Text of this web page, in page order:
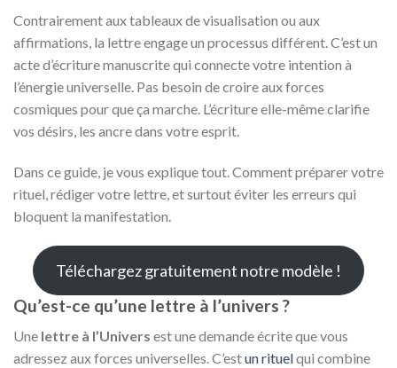
Contrairement aux tableaux de visualisation ou aux
affirmations, la lettre engage un processus différent. C’est un
acte d’écriture manuscrite qui connecte votre intention à
l’énergie universelle. Pas besoin de croire aux forces
cosmiques pour que ça marche. L’écriture elle-même clarifie
vos désirs, les ancre dans votre esprit.
Dans ce guide, je vous explique tout. Comment préparer votre
rituel, rédiger votre lettre, et surtout éviter les erreurs qui
bloquent la manifestation.
Téléchargez gratuitement notre modèle !
Qu’est-ce qu’une lettre à l’univers ?
Une lettre à l’Univers est une demande écrite que vous
adressez aux forces universelles. C’estun rituelqui combine